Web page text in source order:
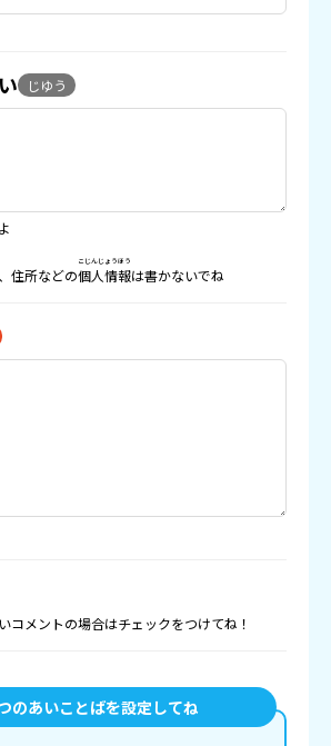
じゆう
住所などの個人情報
こじんじょうほう
は書かないでね
コメントの場合はチェックをつけてね！
のあいことばを設定してね